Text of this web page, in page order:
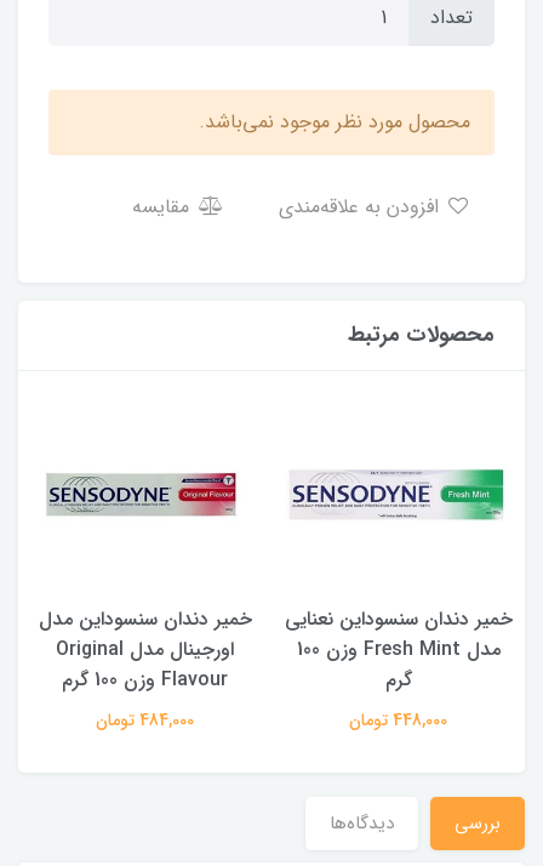
تعداد
محصول مورد نظر موجود نمی‌باشد.
مقایسه
محصولات مرتبط
خمیر دندان سنسوداین نعنایی
مدل Fresh Mint وزن 100
گرم
448,000 تومان
خمیر دندان سنسوداین مدل
اورجینال مدل Original
Flavour وزن 100 گرم
484,000 تومان
بررسی دیدگاه‌ها